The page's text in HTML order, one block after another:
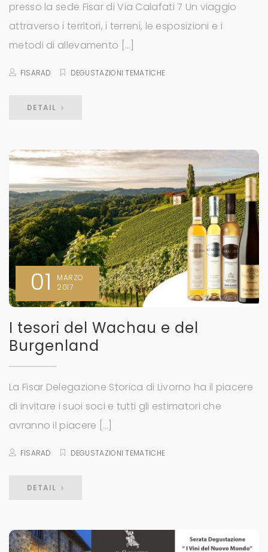
presso la sede Fisar di Via Calafati 7 Un viaggio
attraverso i territori, i terreni, le esposizioni e i
metodi di allevamento […]
FISARAD DEGUSTAZIONI TEMATICHE
DETAIL
01
MARZO
2017
I tesori del Wachau e del
Burgenland
La Fisar Delegazione Storica di Livorno ha il piacere
di invitare i suoi soci e tutti gli estimatori che
avranno il piacere […]
FISARAD DEGUSTAZIONI TEMATICHE
DETAIL